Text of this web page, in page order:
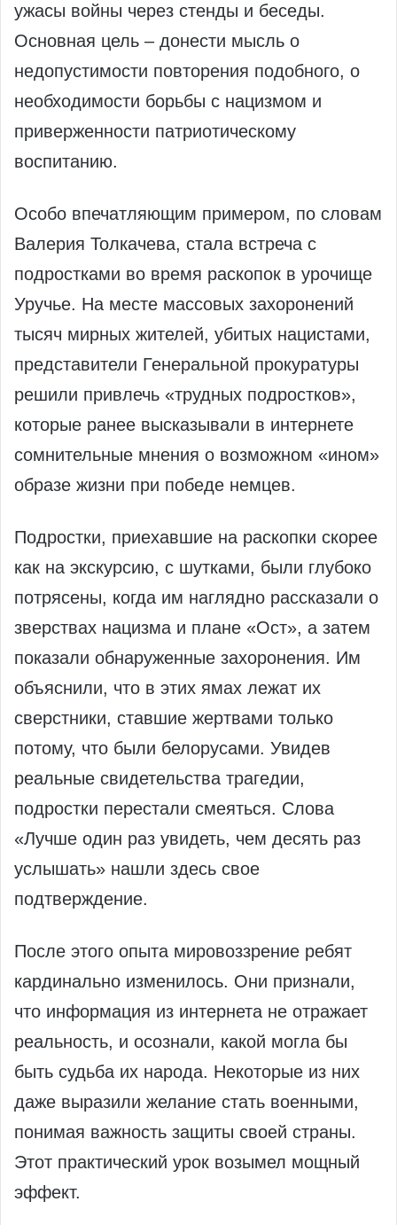
ужасы войны через стенды и беседы.
Основная цель – донести мысль о
недопустимости повторения подобного, о
необходимости борьбы с нацизмом и
приверженности патриотическому
воспитанию.
Особо впечатляющим примером, по словам
Валерия Толкачева, стала встреча с
подростками во время раскопок в урочище
Уручье. На месте массовых захоронений
тысяч мирных жителей, убитых нацистами,
представители Генеральной прокуратуры
решили привлечь «трудных подростков»,
которые ранее высказывали в интернете
сомнительные мнения о возможном «ином»
образе жизни при победе немцев.
Подростки, приехавшие на раскопки скорее
как на экскурсию, с шутками, были глубоко
потрясены, когда им наглядно рассказали о
зверствах нацизма и плане «Ост», а затем
показали обнаруженные захоронения. Им
объяснили, что в этих ямах лежат их
сверстники, ставшие жертвами только
потому, что были белорусами. Увидев
реальные свидетельства трагедии,
подростки перестали смеяться. Слова
«Лучше один раз увидеть, чем десять раз
услышать» нашли здесь свое
подтверждение.
После этого опыта мировоззрение ребят
кардинально изменилось. Они признали,
что информация из интернета не отражает
реальность, и осознали, какой могла бы
быть судьба их народа. Некоторые из них
даже выразили желание стать военными,
понимая важность защиты своей страны.
Этот практический урок возымел мощный
эффект.